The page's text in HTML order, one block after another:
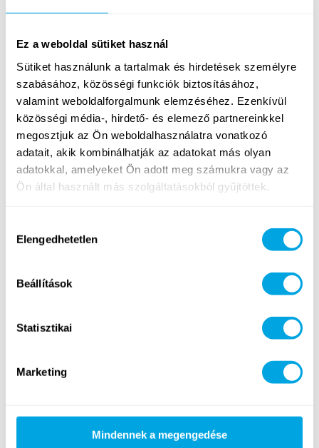
Ez a weboldal sütiket használ
Sütiket használunk a tartalmak és hirdetések személyre
szabásához, közösségi funkciók biztosításához,
valamint weboldalforgalmunk elemzéséhez. Ezenkívül
közösségi média-, hirdető- és elemező partnereinkkel
megosztjuk az Ön weboldalhasználatra vonatkozó
adatait, akik kombinálhatják az adatokat más olyan
adatokkal, amelyeket Ön adott meg számukra vagy az
Ön által használt más szolgáltatásokból gyűjtöttek.
kiválasztása
Elengedhetetlen
Beállítások
Statisztikai
Marketing
Mindennek a megengedése
Készen álltok egy színes és bulis hétre? A Campers’
tábor újra a Színek harca csataterévé változik és
megmutathatjátok melyik szín a legjobb! Visszahozzuk
nektek régi kedvenceiteket a Color War és Color Run
programokat, de sok újdonsággal is készültünk
számotokra! Engedjétek szabadjára a kreativitásotokat
és tartsatok velünk ezen a…
Tovább
AZ 1. HÉT PROGRAMJA: ISTENEK
Balaton hírek